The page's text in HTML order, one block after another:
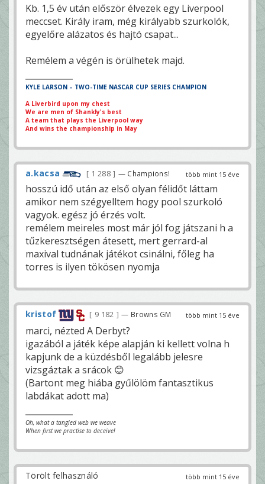
Kb. 1,5 év után először élvezek egy Liverpool
meccset. Király iram, még királyabb szurkolók,
egyelőre alázatos és hajtó csapat...
Remélem a végén is örülhetek majd.
KYLE LARSON – TWO-TIME NASCAR CUP SERIES CHAMPION
A Liverbird upon my chest
We are men of Shankly's best
A team that plays the Liverpool way
And wins the championship in May
több mint 15 éve
a.kacsa 1 288 — Champions!
hosszú idő után az első olyan félidőt láttam
amikor nem szégyelltem hogy pool szurkoló
vagyok. egész jó érzés volt.
remélem meireles most már jól fog játszani h a
tűzkeresztségen átesett, mert gerrard-al
maxival tudnának játékot csinálni, főleg ha
torres is ilyen tökösen nyomja
több mint 15 éve
kristof 9 182 — Browns GM
marci, nézted A Derbyt?
igazából a játék képe alapján ki kellett volna h
kapjunk de a küzdésből legalább jelesre
vizsgáztak a srácok 😊
(Bartont meg hiába gyűlölöm fantasztikus
labdákat adott ma)
Oh, what a tangled web we weave
When first we practise to deceive!
több mint 15 éve
Törölt felhasználó